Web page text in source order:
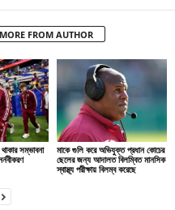
MORE FROM AUTHOR
থাকার সম্ভাবনা
মাকে গুলি করে অভিযুক্ত প্রধান কোচের
ছেলের জন্য আদালত বিলম্বিত মানসিক
স্বাস্থ্য পরীক্ষায় বিলম্ব করেছে